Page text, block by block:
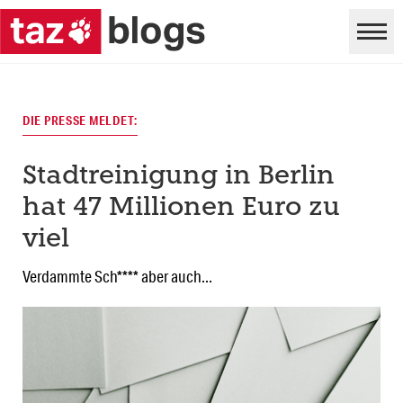
DIE PRESSE MELDET:
Stadtreinigung in Berlin
hat 47 Millionen Euro zu
viel
Verdammte Sch**** aber auch...